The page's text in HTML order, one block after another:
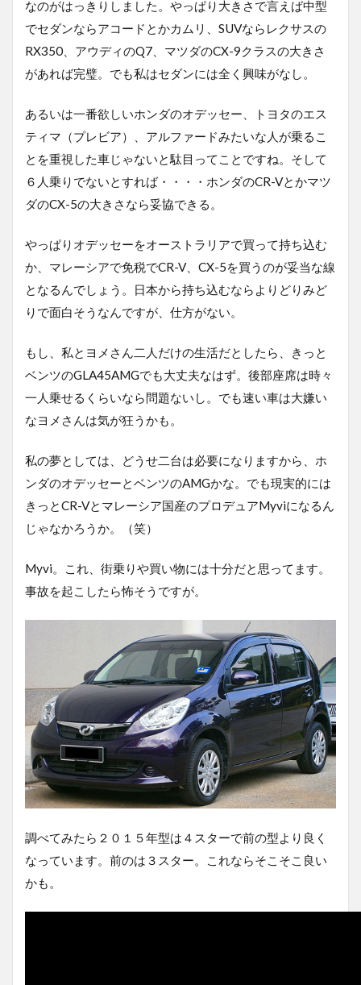
なのがはっきりしました。やっぱり大きさで言えば中型
でセダンならアコードとかカムリ、SUVならレクサスの
RX350、アウディのQ7、マツダのCX-9クラスの大きさ
があれば完璧。でも私はセダンには全く興味がなし。
あるいは一番欲しいホンダのオデッセー、トヨタのエス
ティマ（プレビア）、アルファードみたいな人が乗るこ
とを重視した車じゃないと駄目ってことですね。そして
６人乗りでないとすれば・・・・ホンダのCR-Vとかマツ
ダのCX-5の大きさなら妥協できる。
やっぱりオデッセーをオーストラリアで買って持ち込む
か、マレーシアで免税でCR-V、CX-5を買うのが妥当な線
となるんでしょう。日本から持ち込むならよりどりみど
りで面白そうなんですが、仕方がない。
もし、私とヨメさん二人だけの生活だとしたら、きっと
ベンツのGLA45AMGでも大丈夫なはず。後部座席は時々
一人乗せるくらいなら問題ないし。でも速い車は大嫌い
なヨメさんは気が狂うかも。
私の夢としては、どうせ二台は必要になりますから、ホ
ンダのオデッセーとベンツのAMGかな。でも現実的には
きっとCR-Vとマレーシア国産のプロデュアMyviになるん
じゃなかろうか。（笑）
Myvi。これ、街乗りや買い物には十分だと思ってます。
事故を起こしたら怖そうですが。
調べてみたら２０１５年型は４スターで前の型より良く
なっています。前のは３スター。これならそこそこ良い
かも。